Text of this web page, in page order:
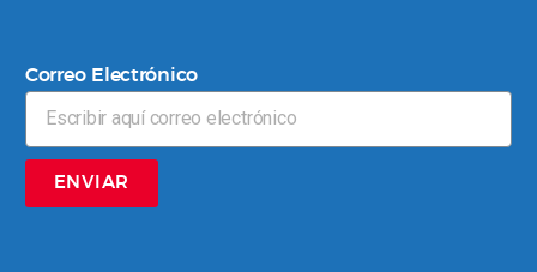
Correo Electrónico
ENVIAR